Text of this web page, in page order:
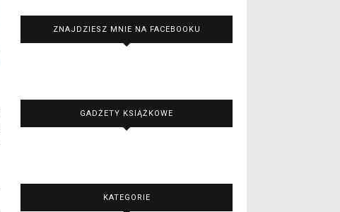
ZNAJDZIESZ MNIE NA FACEBOOKU
GADŻETY KSIĄŻKOWE
KATEGORIE